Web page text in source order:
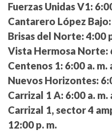
Fuerzas Unidas V1:
Cantarero López Bajo:
Brisas del Norte: 4:00
Vista Hermosa Norte:
Centenos 1: 6:00 a. m.
Nuevos Horizontes:
Carrizal 1 A: 6:00 a. m.
Carrizal 1, sector 4
12:00 p. m.